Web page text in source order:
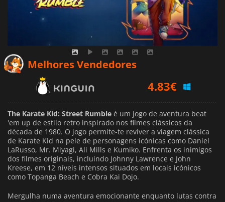
Melhores Vendedores
5.32€
12.69€
The Karate Kid: Street Rumble é um jogo de aventura beat
'em up de estilo retro inspirado nos filmes clássicos da
década de 1980. O jogo permite-te reviver a viagem clássica
de Karate Kid na pele de personagens icónicas como Daniel
LaRusso, Mr. Miyagi, Ali Mills e Kumiko. Enfrenta os inimigos
dos filmes originais, incluindo Johnny Lawrence e John
Kreese, em 12 níveis intensos situados em locais icónicos
como Topanga Beach e Cobra Kai Dojo.
Mergulha numa aventura emocionante enquanto lutas contra